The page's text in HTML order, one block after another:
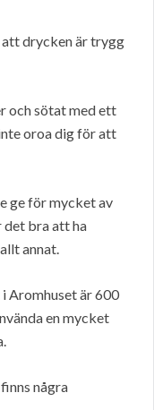
att drycken är trygg
och sötat med ett
oroa dig för att
ge för mycket av
det bra att ha
annat.
Aromhuset är 600
en mycket
några